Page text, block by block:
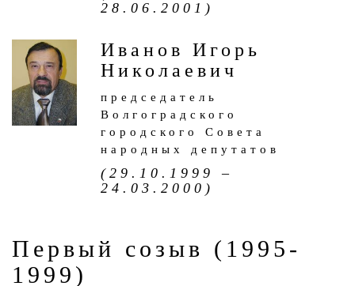
28.06.2001)
Иванов Игорь
Николаевич
председатель
Волгоградского
городского Совета
народных депутатов
(29.10.1999 –
24.03.2000)
Первый созыв (1995-
1999)